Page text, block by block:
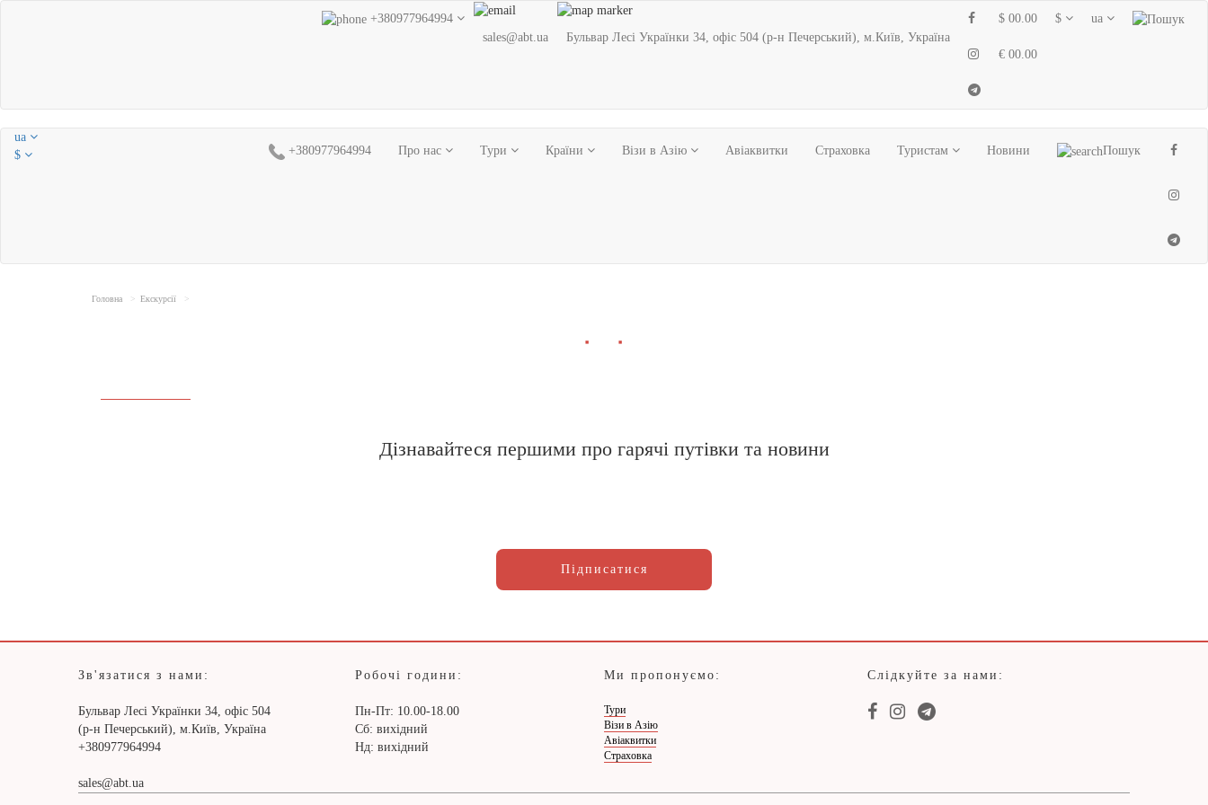
+380977964994
sales@abt.ua
Бульвар Лесі Українки 34, офіс 504 (р-н Печерський), м.Київ, Україна
$ 00.00
€ 00.00
$ ua
ua
$
+380977964994 Про нас Тури Країни Візи в Азію Авіаквитки Страховка Туристам Новини Пошук
Головна Екскурсії
■ ■
Дізнавайтеся першими про гарячі путівки та новини
Підписатися
Зв'язатися з нами:
Бульвар Лесі Українки 34, офіс 504
(р-н Печерський), м.Київ, Україна
+380977964994
sales@abt.ua
Робочі години:
Пн-Пт: 10.00-18.00
Сб: вихідний
Нд: вихідний
Ми пропонуємо:
Тури
Візи в Азію
Авіаквитки
Страховка
Слідкуйте за нами: